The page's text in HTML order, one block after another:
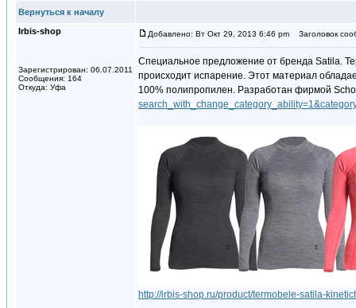
Вернуться к началу
Irbis-shop
Зарегистрирован: 06.07.2011
Сообщения: 164
Откуда: Уфа
Добавлено: Вт Окт 29, 2013 6:46 pm Заголовок
Специальное предложение от бренда Satila.
происходит испарение. Этот материал
100% полипропилен. Разработан фирмой
http://irbis-shop.ru/product/termobele-satila-